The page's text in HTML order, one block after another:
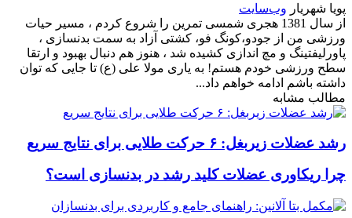
پویا شهریار وب‌سایت
از سال 1381 هجری شمسی تمرین را شروع کردم ، مسیر حیات
ورزشی من از جودو،کونگ فو، کشتی آزاد به سمت بدنسازی ،
پاورلیفتینگ و مچ اندازی کشیده شد ، هنوز هم دنبال بهبود و ارتقا
سطح ورزشی خودم هستم! به یاری مولا علی (ع) تا جایی که توان
داشته باشم ادامه خواهم داد...
مطالب مشابه
رشد عضلات زیربغل: ۶ حرکت طلایی برای نتایج سریع
چرا ریکاوری عضلات کلید رشد در بدنسازی است؟